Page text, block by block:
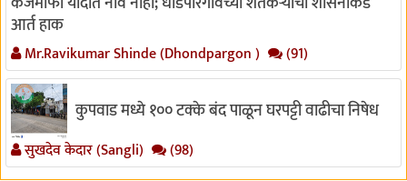
आर्त हाक
Mr.Ravikumar Shinde (Dhondpargon ) (91)
कुपवाड मध्ये १०० टक्के बंद पाळून घरपट्टी वाढीचा निषेध
सुखदेव केदार (Sangli) (98)